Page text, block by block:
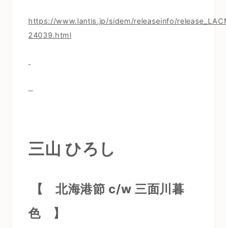
https://www.lantis.jp/sidem/releaseinfo/
24039.html
三山 ひろし
【 北海港節 c/w 三面川暮
色
】